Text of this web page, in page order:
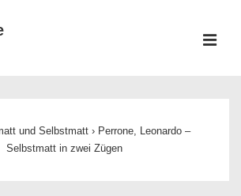
und Selbstmatt › Perrone, Leonardo –
Selbstmatt in zwei Zügen